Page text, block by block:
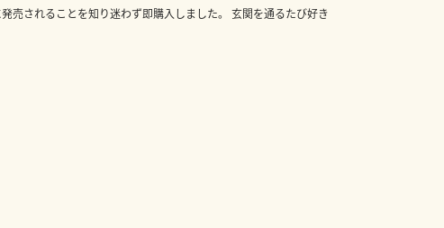
売されることを知り迷わず即購入しました。 玄関を通るたび好き